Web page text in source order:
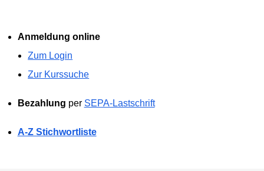
Anmeldung online
Zum Login
Zur Kurssuche
Bezahlung per SEPA-Lastschrift
A-Z Stichwortliste